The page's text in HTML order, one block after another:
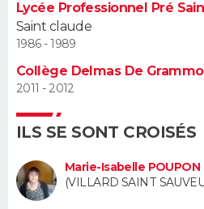
BONS PLANS
CARTE DE VOEUX
Dictionnaire
Biographies
Citations
Expressions
Proverbes
COPAINS D'AVANT
Lycée Professionnel Pré
Saint claude
1986 - 1989
Collège Delmas De
2011 - 2012
ILS SE SONT CROISÉS
Marie-Isabelle POUPON
(VILLARD SAINT